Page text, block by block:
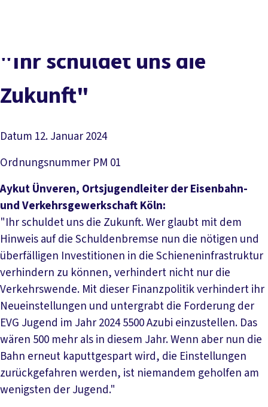
Politik in NRW
"Ihr schuldet uns die
Zukunft"
Datum 12. Januar 2024
Ordnungsnummer PM 01
Aykut Ünveren, Ortsjugendleiter der Eisenbahn-
und Verkehrsgewerkschaft Köln:
"Ihr schuldet uns die Zukunft. Wer glaubt mit dem
Hinweis auf die Schuldenbremse nun die nötigen und
überfälligen Investitionen in die Schieneninfrastruktur
verhindern zu können, verhindert nicht nur die
Verkehrswende. Mit dieser Finanzpolitik verhindert ihr
Neueinstellungen und untergrabt die Forderung der
EVG Jugend im Jahr 2024 5500 Azubi einzustellen. Das
wären 500 mehr als in diesem Jahr. Wenn aber nun die
Bahn erneut kaputtgespart wird, die Einstellungen
zurückgefahren werden, ist niemandem geholfen am
wenigsten der Jugend."